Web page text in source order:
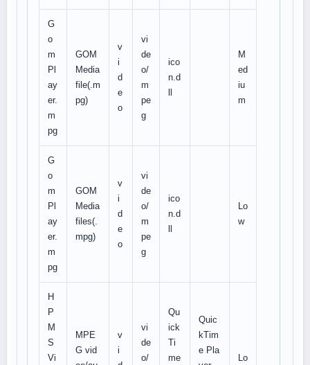
G
o
m
Pl
ay
er.
m
pg
GOM
Media
file(.m
pg)
v
i
d
e
o
vi
de
o/
m
pe
g
ico
n.d
M
ed
iu
m
G
o
m
Pl
ay
er.
m
pg
GOM
Media
files(.
mpg)
v
i
d
e
o
vi
de
o/
m
pe
g
ico
n.d
Lo
w
H
P
M
S
Vi
MPE
G vid
v
i
vi
de
o/
Qu
ick
Ti
me
Quic
kTim
e Pla
Lo